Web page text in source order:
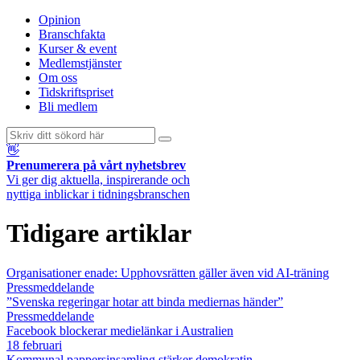
Opinion
Branschfakta
Kurser & event
Medlemstjänster
Om oss
Tidskriftspriset
Bli medlem
👋
Prenumerera på vårt nyhetsbrev
Vi ger dig aktuella, inspirerande och
nyttiga inblickar i tidningsbranschen
Tidigare artiklar
Organisationer enade: Upphovsrätten gäller även vid AI-träning
Pressmeddelande
”Svenska regeringar hotar att binda mediernas händer”
Pressmeddelande
Facebook blockerar medielänkar i Australien
18 februari